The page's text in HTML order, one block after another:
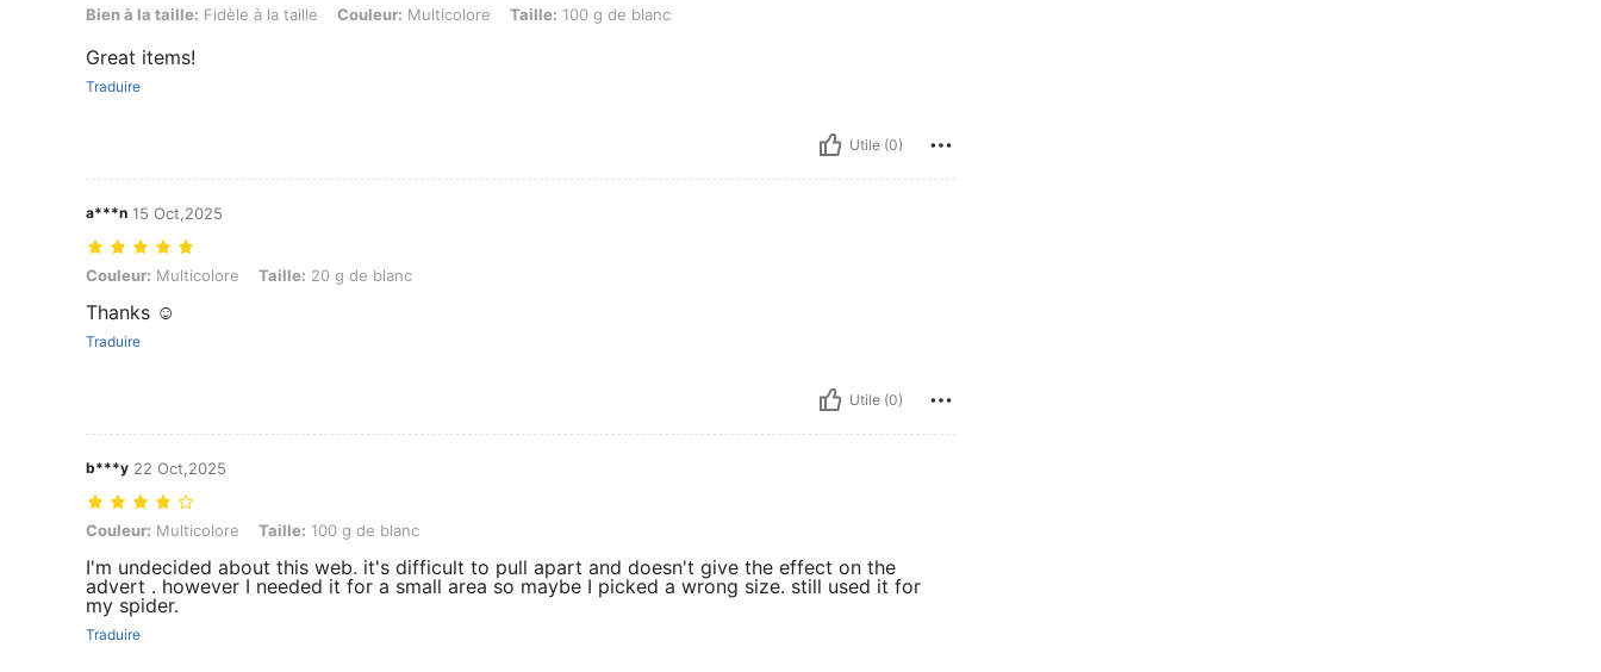
Bien à la taille: Fidèle à la taille, Couleur: Multicolore, Taille: 100 g de blanc
Bien à la taille: Fidèle à la taille Couleur: Multicolore Taille: 100 g de blanc
Great items!
Traduire
Utile (0)
a***n 15 Oct,2025
Couleur: Multicolore, Taille: 20 g de blanc
Couleur: Multicolore Taille: 20 g de blanc
Thanks ☺️
Traduire
Utile (0)
b***y 22 Oct,2025
Couleur: Multicolore, Taille: 100 g de blanc
Couleur: Multicolore Taille: 100 g de blanc
I'm undecided about this web. it's difficult to pull apart and doesn't give the effect on the
advert . however I needed it for a small area so maybe I picked a wrong size. still used it for
my spider.
Traduire